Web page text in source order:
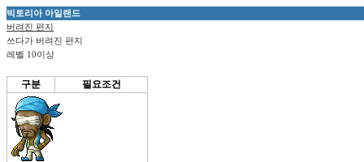
빅토리아 아일랜드
버려진 편지
쓰다가 버려진 편지
레벨 10이상
구분 필요조건